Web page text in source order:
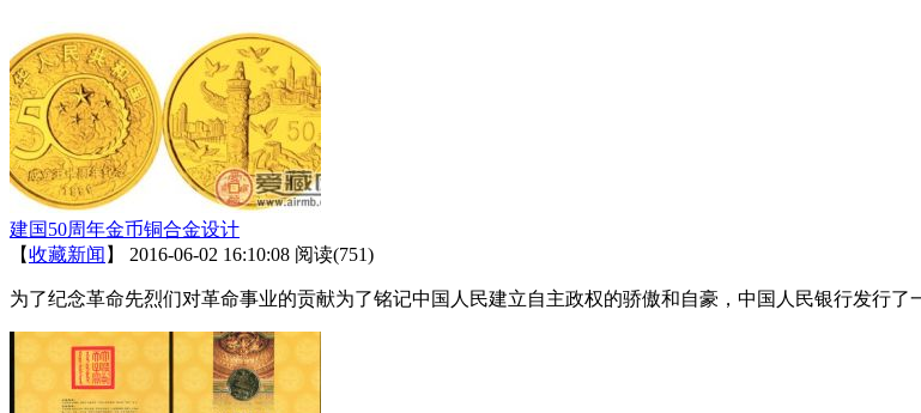
建国50周年金币铜合金设计
【收藏新闻 】 2016-06-02 16:10:08 阅读(751)
为了纪念革命先烈们对革命事业的贡献为了铭记中国人民建立自主政权的骄傲和自豪，中国人民银行发行了